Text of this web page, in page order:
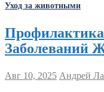
Уход за животными
Заболеваний
Авг 10, 2025 Андрей